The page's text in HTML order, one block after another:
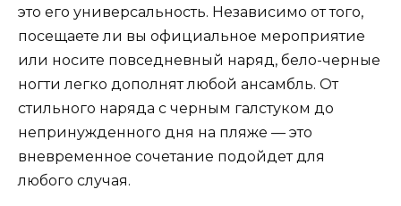
это его универсальность. Независимо от того,
посещаете ли вы официальное мероприятие
или носите повседневный наряд, бело-черные
ногти легко дополнят любой ансамбль. От
стильного наряда с черным галстуком до
непринужденного дня на пляже — это
вневременное сочетание подойдет для
любого случая.